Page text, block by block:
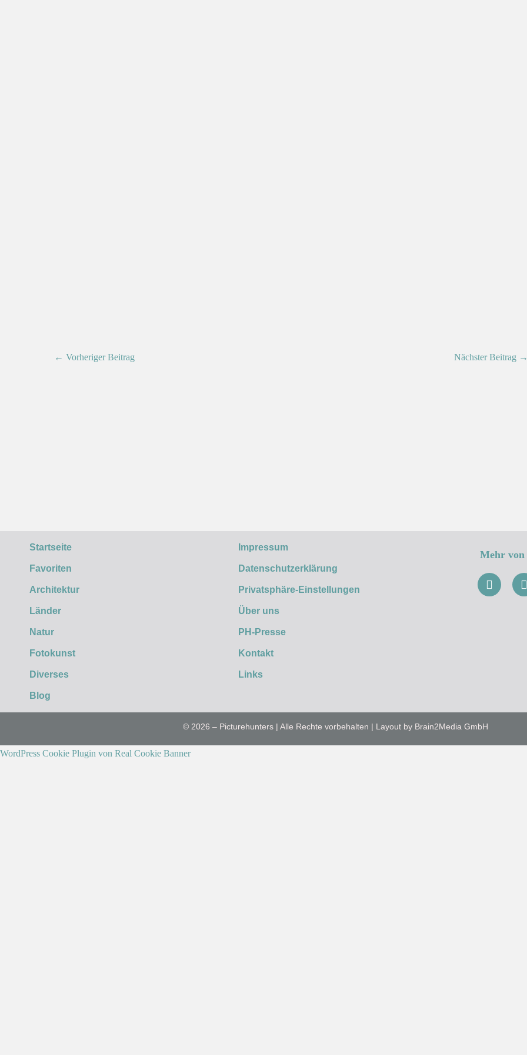
← Vorheriger Beitrag Nächster Beitrag →
Startseite
Favoriten
Architektur
Länder
Natur
Fotokunst
Diverses
Blog
Impressum
Datenschutzerklärung
Privatsphäre-Einstellungen
Über uns
PH-Presse
Kontakt
Links
Mehr von
© 2026 – Picturehunters | Alle Rechte vorbehalten | Layout by Brain2Media GmbH
WordPress Cookie Plugin von Real Cookie Banner